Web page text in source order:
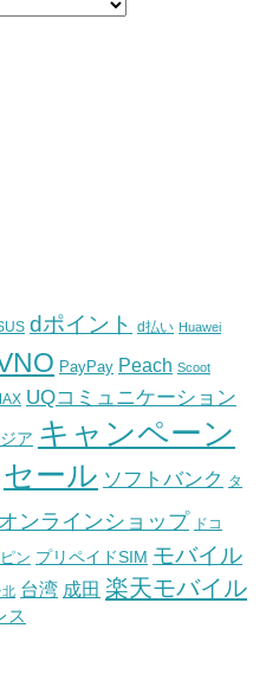
dポイント d払い Huawei
PayPay Peach Scoot
UQコミュニケーション
ア キャンペーン
セール ソフトバンク タ
ンラインショップ ドコ
ン プリペイドSIM モバイル
北 台湾 成田 楽天モバイル
ス